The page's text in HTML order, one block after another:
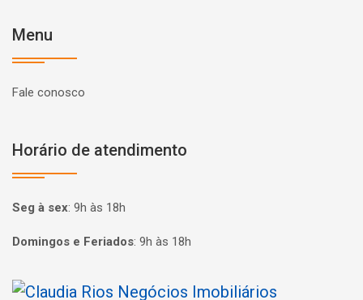
Menu
Fale conosco
Horário de atendimento
Seg à sex: 9h às 18h
Domingos e Feriados: 9h às 18h
Página inicial